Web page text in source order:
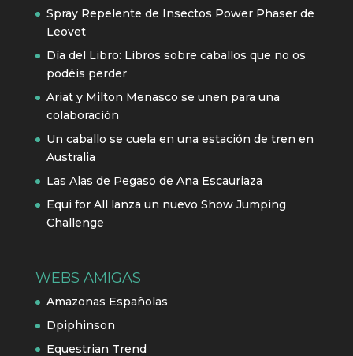
Spray Repelente de Insectos Power Phaser de
Leovet
Día del Libro: Libros sobre caballos que no os
podéis perder
Ariat y Milton Menasco se unen para una
colaboración
Un caballo se cuela en una estación de tren en
Australia
Las Alas de Pegaso de Ana Escauriaza
Equi for All lanza un nuevo Show Jumping
Challenge
WEBS AMIGAS
Amazonas Españolas
Dpiphinson
Equestrian Trend